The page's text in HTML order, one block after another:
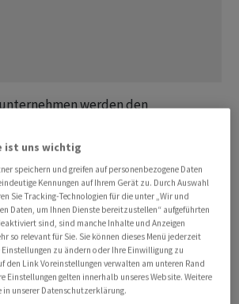
werden den
ohne Kapital aufnehmen zu
Thomas Rothäusler in einer
sich damit positiver zu den Aktien.
kontrastiert mit der seiner Kollegen
die in diesem Monat sagten, die
“potenziell enormen”
im Zuge fallender
ist uns wichtig
speichern und greifen auf personenbezogene Daten
Kennungen auf Ihrem Gerät zu. Durch Auswahl
Sie Tracking-Technologien für die unter „Wir und
Daten, um Ihnen Dienste bereitzustellen“ aufgeführten
sind, sind manche Inhalte und Anzeigen
so relevant für Sie. Sie können dieses Menü jederzeit
zu ändern oder Ihre Einwilligung zu
den Link Voreinstellungen verwalten am unteren Rand
Einstellungen gelten innerhalb unseres Website. Weitere
unserer Datenschutzerklärung.